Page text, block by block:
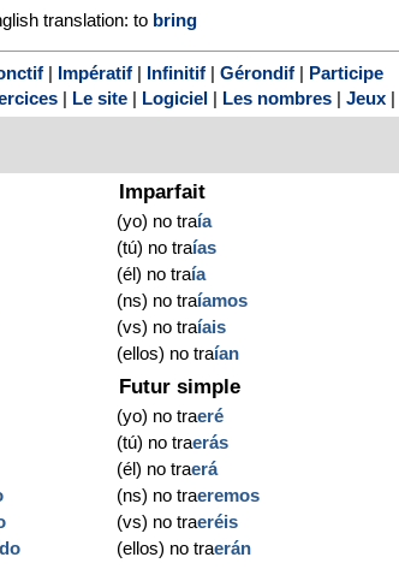
translation: to bring
| Impératif| Infinitif| Gérondif|
Participe
Le site Logiciel Les nombres Jeux
Imparfait
(yo) no traía
(tú) no traías
(él) no traía
(ns) no traíamos
(vs) no traíais
(ellos) no traían
Futur simple
(yo) no traeré
(tú) no traerás
(él) no traerá
(ns) no traeremos
(vs) no traeréis
(ellos) no traerán